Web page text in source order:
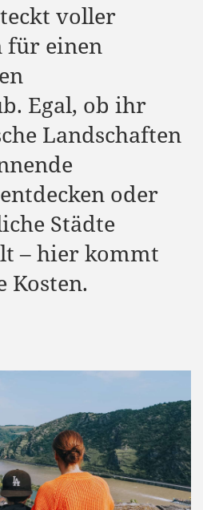
voller
für einen
Egal, ob ihr
Landschaften
oder
Städte
– hier kommt
Kosten.